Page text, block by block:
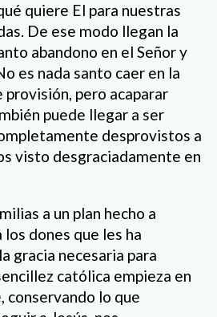
quiere El para nuestras
De ese modo llegan la
abandono en el Señor y
es nada santo caer en la
pero acaparar
puede llegar a ser
desprovistos a
visto desgraciadamente en
a un plan hecho a
dones que les ha
gracia necesaria para
católica empieza en
conservando lo que